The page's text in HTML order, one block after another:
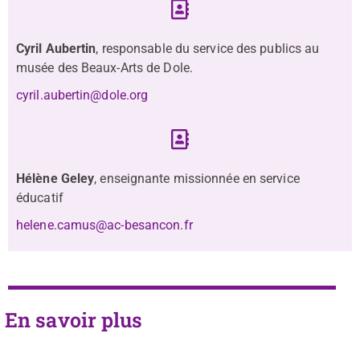
Cyril Aubertin, responsable du service des publics au
musée des Beaux-Arts de Dole.
cyril.aubertin@dole.org
Hélène Geley, enseignante missionnée en service
éducatif
helene.camus@ac-besancon.fr
En savoir plus